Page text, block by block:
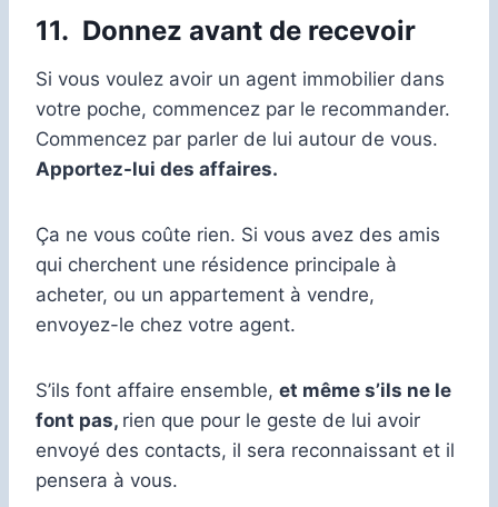
11. Donnez avant de recevoir
Si vous voulez avoir un agent immobilier dans
votre poche, commencez par le recommander.
Commencez par parler de lui autour de vous.
Apportez-lui des affaires.
Ça ne vous coûte rien. Si vous avez des amis
qui cherchent une résidence principale à
acheter, ou un appartement à vendre,
envoyez-le chez votre agent.
S’ils font affaire ensemble, et même s’ils ne le
font pas, rien que pour le geste de lui avoir
envoyé des contacts, il sera reconnaissant et il
pensera à vous.